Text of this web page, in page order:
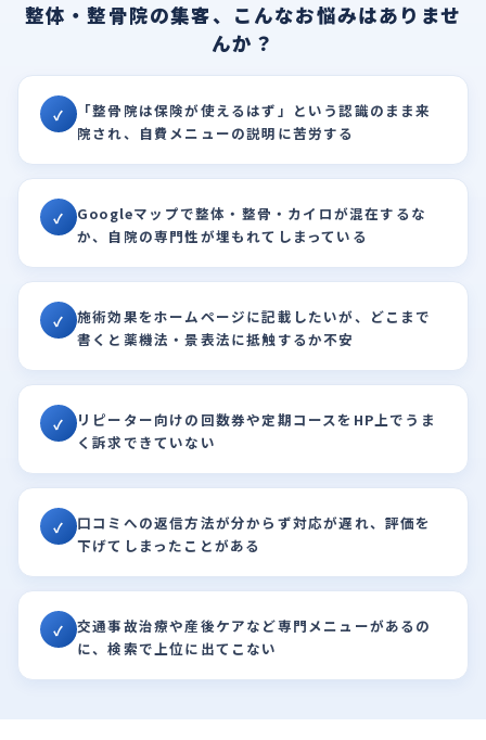
整体・整骨院の集客、こんなお悩みはありませ
んか？
✓
「整骨院は保険が使えるはず」という認識のまま来
院され、自費メニューの説明に苦労する
✓
Googleマップで整体・整骨・カイロが混在するな
か、自院の専門性が埋もれてしまっている
✓
施術効果をホームページに記載したいが、どこまで
書くと薬機法・景表法に抵触するか不安
✓
リピーター向けの回数券や定期コースをHP上でうま
く訴求できていない
✓
口コミへの返信方法が分からず対応が遅れ、評価を
下げてしまったことがある
✓
交通事故治療や産後ケアなど専門メニューがあるの
に、検索で上位に出てこない